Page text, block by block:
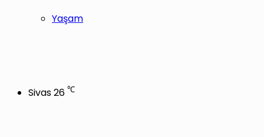
Yaşam
Sivas26 ℃